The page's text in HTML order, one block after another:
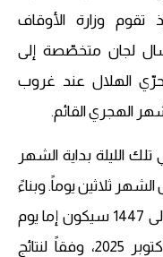
تقوم وزارة الأوقاف
لجان متخصّصة إلى
الهلال عند غروب
الهجري القائم.
الليلة بداية الشهر
ثلاثين يوماً. وبناءً
على ذلك، فإن إعلان فاتح جمادى الأولى 1447 سيكون إما يوم
الخميس 23 أكتوبر، أو الجمعة 24 أكتوبر 2025، وفقاً لنتائج